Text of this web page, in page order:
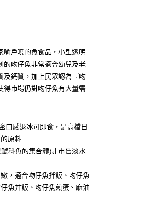
兆豐國際商業銀行
台中商業銀行
華泰商業銀行
遠東國際商業銀行
彰化商業銀行
台北富邦商業銀行
台中商業銀行
華泰商業銀行
中國信託商業銀行
需取貨)
費
箱)
喻戶曉的魚食品，小型透明
的吻仔魚非常適合幼兒及老
及鈣質，加上民眾認為『吻
得市場仍對吻仔魚有大量需
口感退冰可即食，是高檔日
原料
科魚的集合體)非市售淡水
，適合吻仔魚拌飯、吻仔魚
魚丼飯、吻仔魚煎蛋、麻油